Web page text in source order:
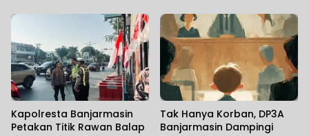
Ditemukan
Kapolresta Banjarmasin
Petakan Titik Rawan Balap
Tak Hanya Korban, DP3A
Banjarmasin Dampingi